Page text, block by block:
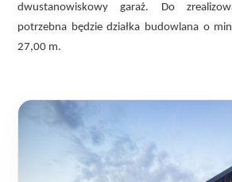
dwustanowiskowy garaż. Do
potrzebna będzie działka budowlana o
27,00 m.